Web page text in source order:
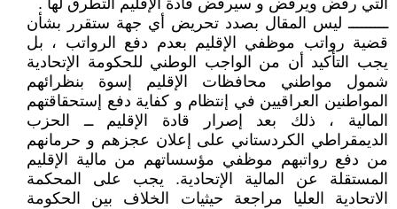
التي رفض ويرفض و سيرفض قادة الإقليم التطرق لها .
ـــــــــ ليس المقال بصدد تحريض أي جهة ستقرر بشأن
قضية رواتب موظفي الإقليم بعدم دفع الرواتب ، بل
يجب التأكيد أن من الواجب الوطني للحكومة الإتحادية
شمول مواطني محافظات الإقليم إسوة بنظرائهم
المواطنين العراقيين في إنتظام و كفاية دفع إستحقاقتهم
المالية ، ذلك بعد إصرار قادة الإقليم ــ الحزب
الديمقراطي الكردستاني على إعلان عجزهم و حرمانهم
من دفع رواتبهم موظفي مؤسساتهم من مالية الإقليم
المستقلة عن المالية الإتحادية. يجب على المحكمة
الاتحادية العليا مراجعة حيثيات الخلاف بين الحكومة